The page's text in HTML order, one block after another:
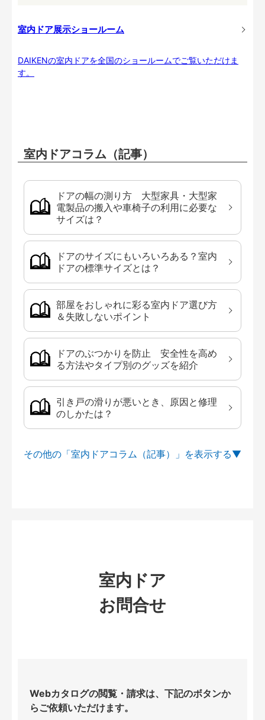
室内ドア展示ショールーム
DAIKENの室内ドアを全国のショールームでご覧いただけま
す。
室内ドアコラム（記事）
ドアの幅の測り方 大型家具・大型家
電製品の搬入や車椅子の利用に必要な
サイズは？
ドアのサイズにもいろいろある？室内
ドアの標準サイズとは？
部屋をおしゃれに彩る室内ドア選び方
＆失敗しないポイント
ドアのぶつかりを防止 安全性を高め
る方法やタイプ別のグッズを紹介
引き戸の滑りが悪いとき、原因と修理
のしかたは？
その他の「室内ドアコラム（記事）」を
室内ドア
お問合せ
Webカタログの閲覧・請求は、下記のボタンか
らご依頼いただけます。